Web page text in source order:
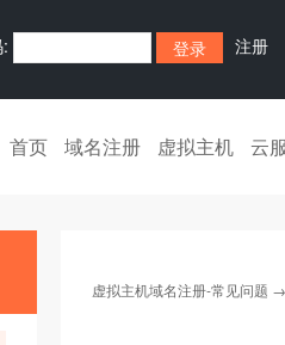
注册
首页 域名注册 虚拟主机 云
虚拟主机域名注册-常见问题